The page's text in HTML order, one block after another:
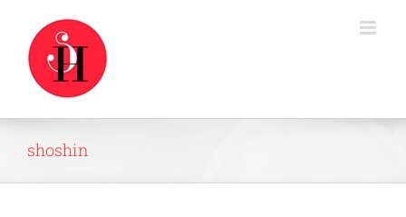
contenu
shoshin